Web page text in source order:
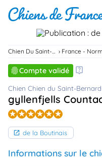
Chiots
Éleveurs
Étalons
Chiens
Compte validé
Chien Chien du Saint-Bernard
gyllenfjells
de la Boutinais
Informations sur le